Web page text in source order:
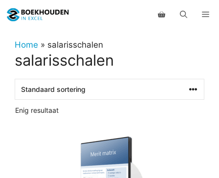
naar
inhoudHome » salarisschalen
salarisschalen
Enig resultaat